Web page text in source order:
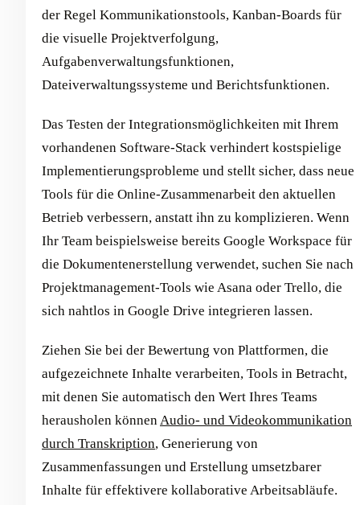
der Regel Kommunikationstools, Kanban-Boards für
die visuelle Projektverfolgung,
Aufgabenverwaltungsfunktionen,
Dateiverwaltungssysteme und Berichtsfunktionen.
Das Testen der Integrationsmöglichkeiten mit Ihrem
vorhandenen Software-Stack verhindert kostspielige
Implementierungsprobleme und stellt sicher, dass neue
Tools für die Online-Zusammenarbeit den aktuellen
Betrieb verbessern, anstatt ihn zu komplizieren. Wenn
Ihr Team beispielsweise bereits Google Workspace für
die Dokumentenerstellung verwendet, suchen Sie nach
Projektmanagement-Tools wie Asana oder Trello, die
sich nahtlos in Google Drive integrieren lassen.
Ziehen Sie bei der Bewertung von Plattformen, die
aufgezeichnete Inhalte verarbeiten, Tools in Betracht,
mit denen Sie automatisch den Wert Ihres Teams
herausholen können Audio- und Videokommunikation
durch Transkription, Generierung von
Zusammenfassungen und Erstellung umsetzbarer
Inhalte für effektivere kollaborative Arbeitsabläufe.